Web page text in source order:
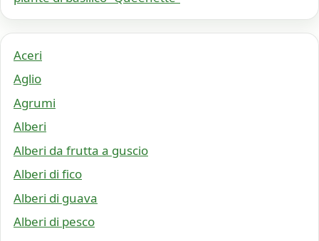
Aceri
Aglio
Agrumi
Alberi
Alberi da frutta a guscio
Alberi di fico
Alberi di guava
Alberi di pesco